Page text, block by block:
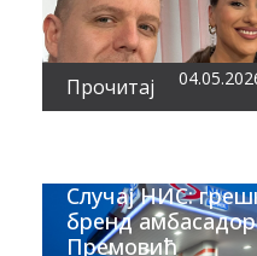
Прочитај
Случај НИС:
бренд
Премовић